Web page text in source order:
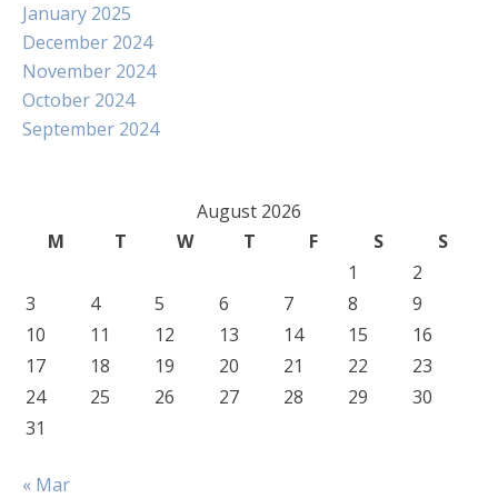
January 2025
December 2024
November 2024
October 2024
September 2024
August 2026
M
T W T F S
S
1
2
3
4 5 6 7 8
9
10
11 12 13 14 15
16
17
18 19 20 21 22
23
24
25 26 27 28 29
30
31
« Mar